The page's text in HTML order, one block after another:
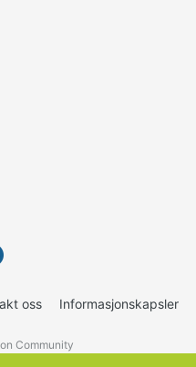
oss Informasjonskapsler
Community